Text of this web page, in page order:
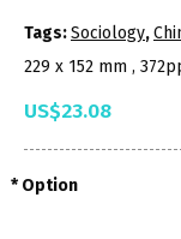
Tags:Sociology,
229 x 152 mm ,
US$23.08
Option